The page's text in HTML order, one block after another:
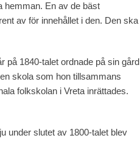
hemman. En av de bäst
av för innehållet i den. Den ska
på 1840-talet ordnade på sin gård
skola som hon tillsammans
folkskolan i Vreta inrättades.
under slutet av 1800-talet blev